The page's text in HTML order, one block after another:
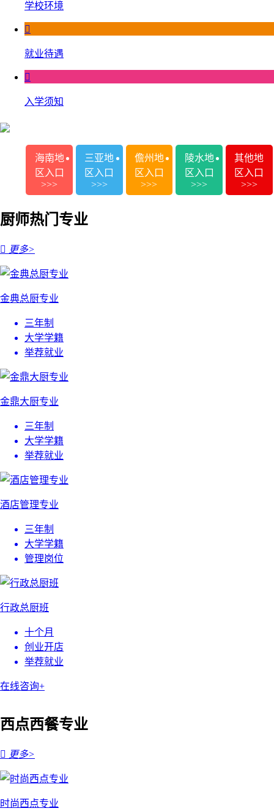
学校环境

就业待遇

入学须知
海南地
区入口
>>>
三亚地
区入口
>>>
儋州地
区入口
>>>
陵水地
区入口
>>>
其他地
区入口
>>>
厨师热门专业
 更多>
金典总厨专业
三年制
大学学籍
举荐就业
金鼎大厨专业
三年制
大学学籍
举荐就业
酒店管理专业
三年制
大学学籍
管理岗位
行政总厨班
十个月
创业开店
举荐就业
在线咨询+
西点西餐专业
 更多>
时尚西点专业